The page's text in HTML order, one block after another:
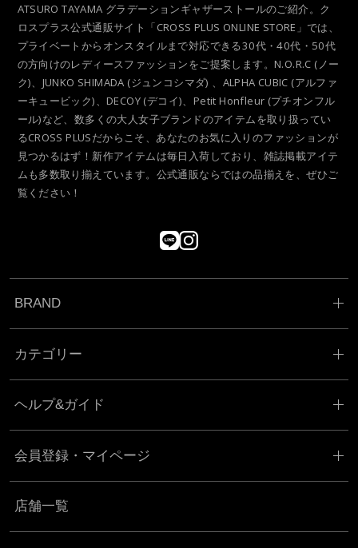
ATSURO TAYAMA グラデーションギャザーストールのご紹介。ク
ロスプラス公式通販サイト「CROSS PLUS ONLINE STORE」では、
プライベートからオンスタイルまで対応できる30代・40代・50代
の方向けのレディースファッションをご提案します。N.O.R.C (ノー
ク)、JUNKO SHIMADA (ジュンコシマダ) 、ALPHA CUBIC (アルファ
ーキュービック)、DECOY (デコイ)、Petit Honfleur (プチオンフル
ール)など、数多くの大人女子ブランドのアイテムを取り扱ってい
るCROSS PLUSだからこそ、あなたのお気に入りのファッションが
見つかるはず！新作アイテムは毎日入荷しており、雑誌掲載アイテ
ムも多数取り揃えています。公式通販ならではの品揃えを、ぜひご
覧ください！
BRAND
カテゴリー
ヘルプ&ガイド
会員登録・マイページ
店舗一覧